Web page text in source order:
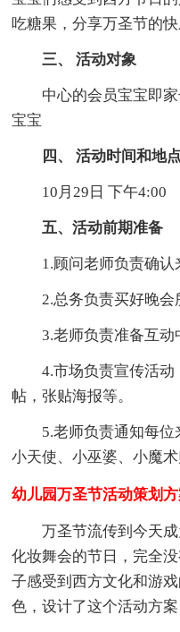
吃糖果，分享万圣节的快
三、 活动对象
中心的会员宝宝即
宝宝
四、 活动时间和地点
10月29日 下午4:00
五、活动前期准备
1.顾问老师负责确
2.总务负责买好晚会
3.老师负责准备互
4.市场负责宣传活
帖，张贴海报等。
5.老师负责通知每
小天使、小巫婆、小魔
幼儿园万圣节活动策划
万圣节流传到今天
化妆舞会的节日，完全
子感受到西方文化和游
色，设计了这个活动方案